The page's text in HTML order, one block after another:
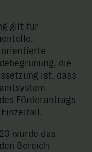
gilt für
die
ist, dass
Förderantrags
wurde das
Bereich